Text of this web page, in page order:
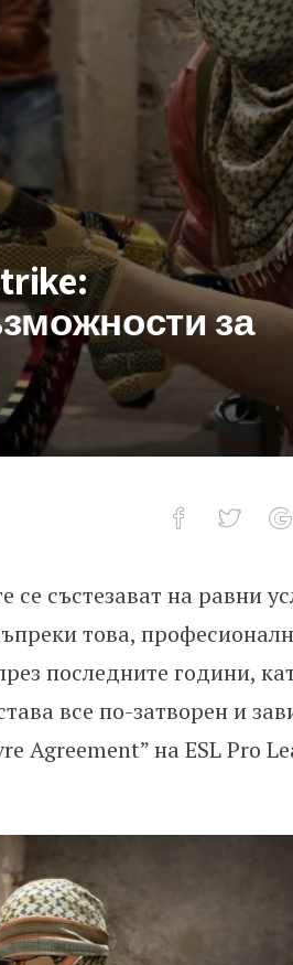
за
състезават на равни
това,
последните години,
все по-затворен и
Agreement” на ESL Pro